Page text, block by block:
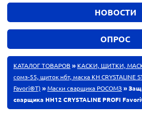
НОВОСТИ
ОПРОС
КАТАЛОГ ТОВАРОВ » КАСКИ, ЩИТКИ,
сомз-55, щиток нбт, маска КН CRYSTALINE
Favori®T) »Маски сварщика РОСОМЗ»
сварщика НН12 CRYSTALINE PROFI